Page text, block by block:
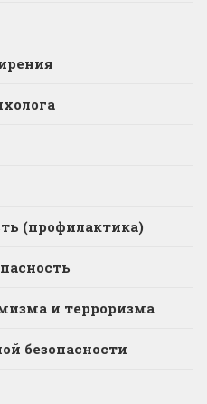
(профилактика)
и терроризма
безопасности